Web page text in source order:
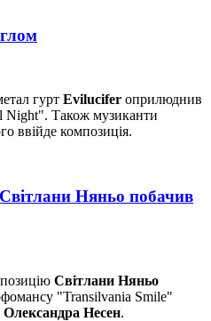
гурт Evilucifer оприлюднив
Також музиканти
ввійде композиція.
Няньо побачив
Світлани Няньо
"Transilvania Smile"
Олександра Несен.